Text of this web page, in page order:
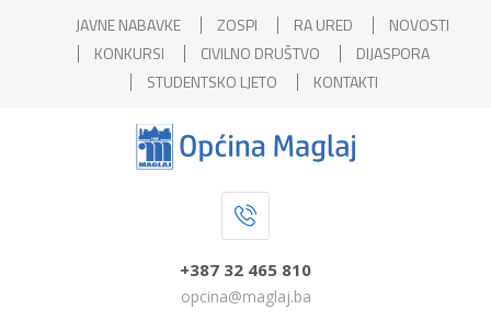
JAVNE NABAVKE ZOSPI RA URED
NOVOSTI
KONKURSI
CIVILNO DRUŠTVO
DIJASPORA
STUDENTSKO LJETO
KONTAKTI
+387 32 465 810
opcina@maglaj.ba